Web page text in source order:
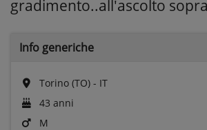
gradimento..all'ascolto
Info generiche
Torino (TO) - IT
43 anni
M